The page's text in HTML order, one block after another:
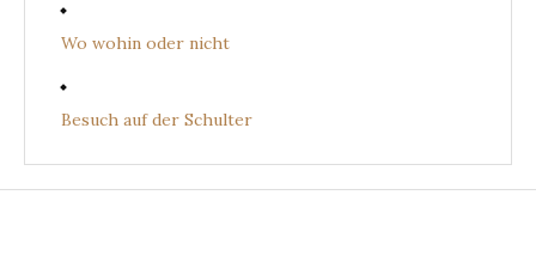
Wo wohin oder nicht
Besuch auf der Schulter